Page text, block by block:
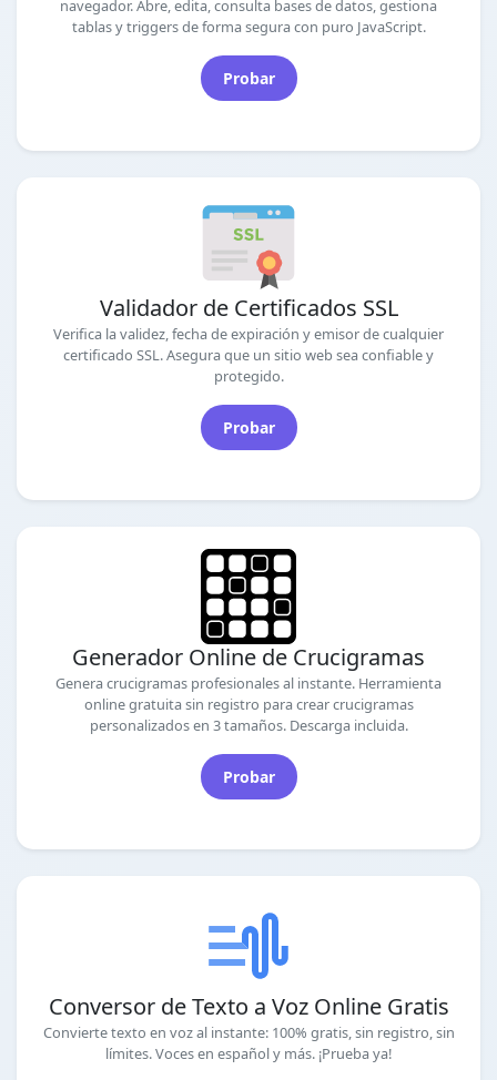
navegador. Abre, edita, consulta bases de datos, gestiona
tablas y triggers de forma segura con puro JavaScript.
Probar
Validador de Certificados SSL
Verifica la validez, fecha de expiración y emisor de cualquier
certificado SSL. Asegura que un sitio web sea confiable y
protegido.
Probar
Generador Online de Crucigramas
Genera crucigramas profesionales al instante. Herramienta
online gratuita sin registro para crear crucigramas
personalizados en 3 tamaños. Descarga incluida.
Probar
Conversor de Texto a Voz Online Gratis
Convierte texto en voz al instante: 100% gratis, sin registro, sin
límites. Voces en español y más. ¡Prueba ya!